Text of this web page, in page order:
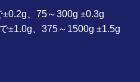
、75～300g ±0.3g
±1.0g、375～1500g ±1.5g